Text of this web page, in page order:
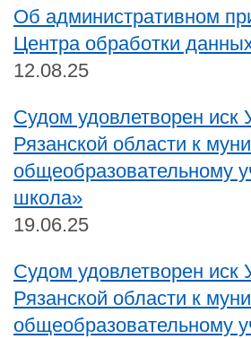
Об административном
Центра обработки
12.08.25
Судом удовлетворен иск
Рязанской области к
общеобразовательному
школа»
19.06.25
Судом удовлетворен иск
Рязанской области к
общеобразовательному